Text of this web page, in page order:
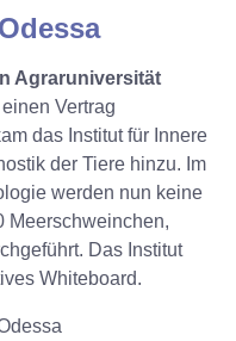
Agraruniversität
Vertrag
das Institut für Innere
der Tiere hinzu. Im
werden nun keine
Meerschweinchen,
Das Institut
Whiteboard.